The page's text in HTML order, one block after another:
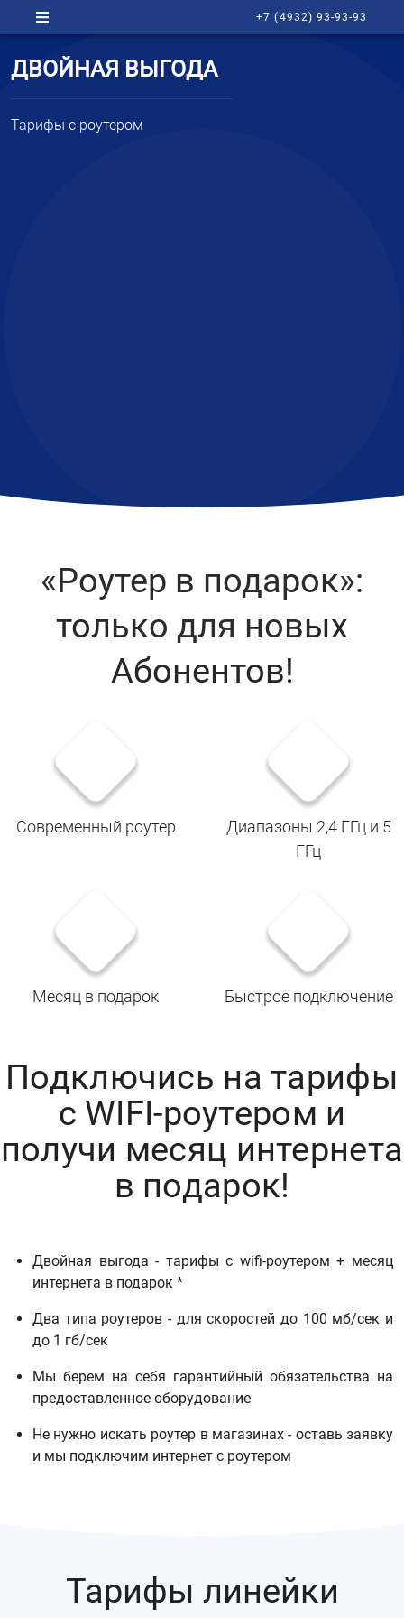
+7 (4932) 93-93-93
ДВОЙНАЯ ВЫГОДА
Тарифы с роутером
«Роутер в подарок»:
только для новых
Абонентов!
Современный роутер
Диапазоны 2,4 ГГц и 5
ГГц
Месяц в подарок Быстрое подключение
Подключись на тарифы
с WIFI-роутером и
получи месяц интернета
в подарок!
Двойная выгода - тарифы с wifi-роутером + месяц
интернета в подарок *
Два типа роутеров - для скоростей до 100 мб/сек и
до 1 гб/сек
Мы берем на себя гарантийный обязательства на
предоставленное оборудование
Не нужно искать роутер в магазинах - оставь заявку
и мы подключим интернет с роутером
Тарифы линейки